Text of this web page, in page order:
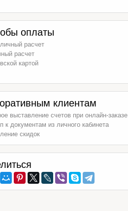
оплаты
расчет
расчет
картой
клиентам
выставление счетов при онлайн-заказе
к документам из личного кабинета
скидок